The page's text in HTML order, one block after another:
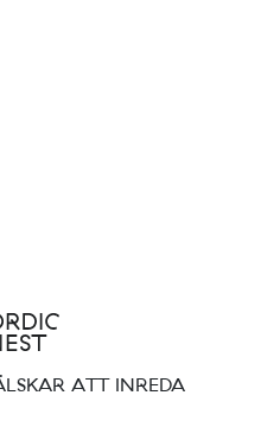
ATT INREDA